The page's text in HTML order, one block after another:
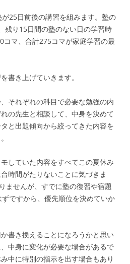
25日前後の講習を組みます。塾の
残り15日間の塾のない日の学習時
コマ、合計275コマが家庭学習の最
書き上げていきます。
それぞれの科目で必要な勉強の内
の先生と相談して、中身を決めて
と出題傾向から絞ってきた内容を
していた内容をすべてこの夏休み
時間がたりないことに気づきま
ませんが、すでに塾の復習や宿題
ですから、優先順位を決めていか
書き換えることになろうかと思い
中身に変化が必要な場合があるで
中に特別の指示を出す場合もあり